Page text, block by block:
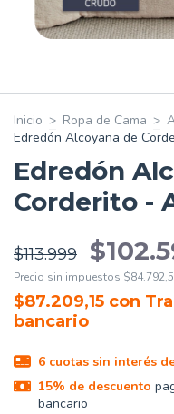
Inicio > Ropa de Cama >
Edredón Alcoyana de
Edredón
Corderito -
$113.999
Precio sin impuestos
$87.209,15 con
bancario
6 cuotas sin interés
15% de descuento
bancario